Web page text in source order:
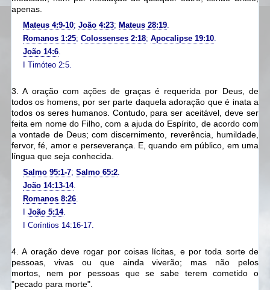
apenas.
Mateus 4:9-10; João 4:23; Mateus 28:19.
Romanos 1:25; Colossenses 2:18; Apocalipse 19:10.
João 14:6.
I Timóteo 2:5.
3. A oração com ações de graças é requerida por Deus, de
todos os homens, por ser parte daquela adoração que é inata a
todos os seres humanos. Contudo, para ser aceitável, deve ser
feita em nome do Filho, com a ajuda do Espírito, de acordo com
a vontade de Deus; com discernimento, reverência, humildade,
fervor, fé, amor e perseverança. E, quando em público, em uma
língua que seja conhecida.
Salmo 95:1-7; Salmo 65:2.
João 14:13-14.
Romanos 8:26.
João 5:14.
I Coríntios 14:16-17.
4. A oração deve rogar por coisas lícitas, e por toda sorte de
pessoas, vivas ou que ainda viverão;
mas não pelos
mortos,
nem por pessoas que se sabe terem cometido o
"pecado para morte".